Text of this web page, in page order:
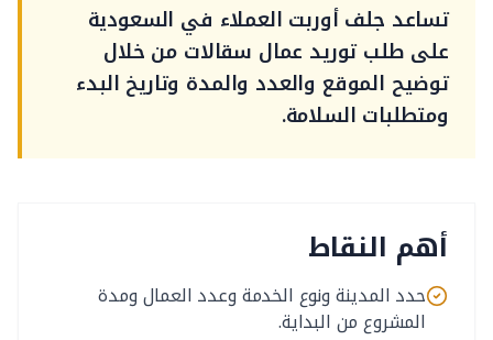
تساعد جلف أوربت العملاء في السعودية
على طلب توريد عمال سقالات من خلال
توضيح الموقع والعدد والمدة وتاريخ البدء
ومتطلبات السلامة.
أهم النقاط
حدد المدينة ونوع الخدمة وعدد العمال ومدة
المشروع من البداية.